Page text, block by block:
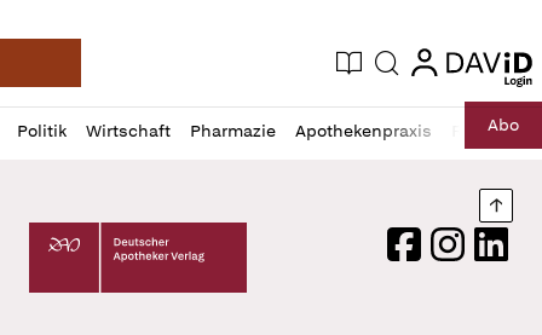
Deutsche Apotheker Zeitung
Aktuelle Ausgabe
Suche login
login
Politik Wirtschaft Pharmazie Apothekenpraxis RechtAbo
Profil
öffnen
Daz
Pur
Deutscher Apotheker Verlag Logo
FacebookInstagram